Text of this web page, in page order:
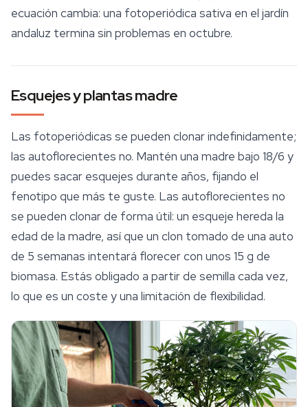
ecuación cambia: una fotoperiódica sativa en el jardín
andaluz termina sin problemas en octubre.
Esquejes y plantas madre
Las fotoperiódicas se pueden clonar indefinidamente;
las autoflorecientes no. Mantén una madre bajo 18/6 y
puedes sacar esquejes durante años, fijando el
fenotipo que más te guste. Las autoflorecientes no
se pueden clonar de forma útil: un esqueje hereda la
edad de la madre, así que un clon tomado de una auto
de 5 semanas intentará florecer con unos 15 g de
biomasa. Estás obligado a partir de semilla cada vez,
lo que es un coste y una limitación de flexibilidad.